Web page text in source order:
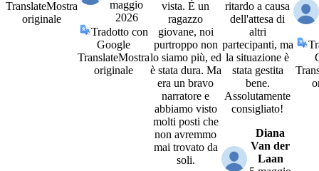
TranslateMostra
originale
maggio
2026
Tradotto con
Google
TranslateMostra
originale
vista. È un
ragazzo
giovane, noi
purtroppo non
lo siamo più, ed
è stata dura. Ma
era un bravo
narratore e
abbiamo visto
molti posti che
non avremmo
mai trovato da
soli.
ritardo a causa
dell'attesa di
altri
partecipanti, ma
la situazione è
stata gestita
bene.
Assolutamente
consigliato!
Diana
Van der
Laan